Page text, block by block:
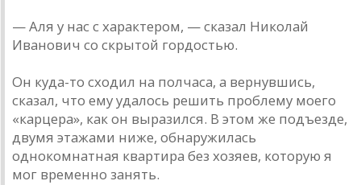
— Аля у нас с характером, — сказал Николай
Иванович со скрытой гордостью.
Он куда-то сходил на полчаса, а вернувшись,
сказал, что ему удалось решить проблему моего
«карцера», как он выразился. В этом же подъезде,
двумя этажами ниже, обнаружилась
однокомнатная квартира без хозяев, которую я
мог временно занять.